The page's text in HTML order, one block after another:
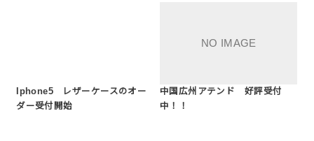
Iphone5 レザーケースのオー
ダー受付開始
中国広州アテンド 好評受付
中！！